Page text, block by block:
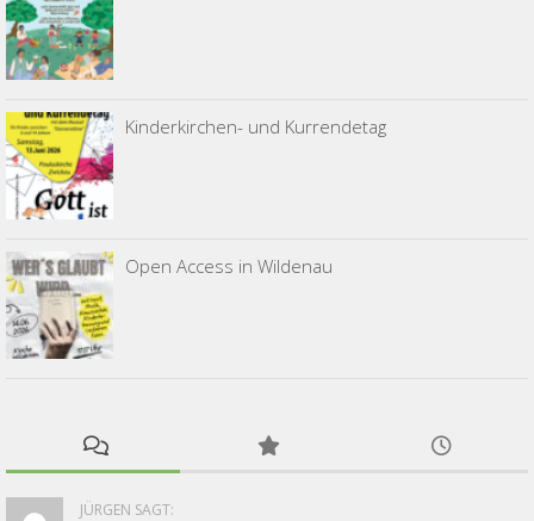
Kinderkirchen- und Kurrendetag
Open Access in Wildenau
JÜRGEN SAGT: